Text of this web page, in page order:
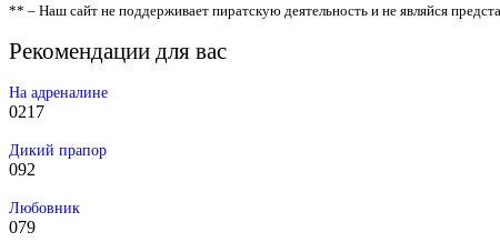
** – Наш сайт не поддерживает пиратскую деятельность и не являйся
Рекомендации для вас
На адреналине
0217
Дикий прапор
092
Любовник
079